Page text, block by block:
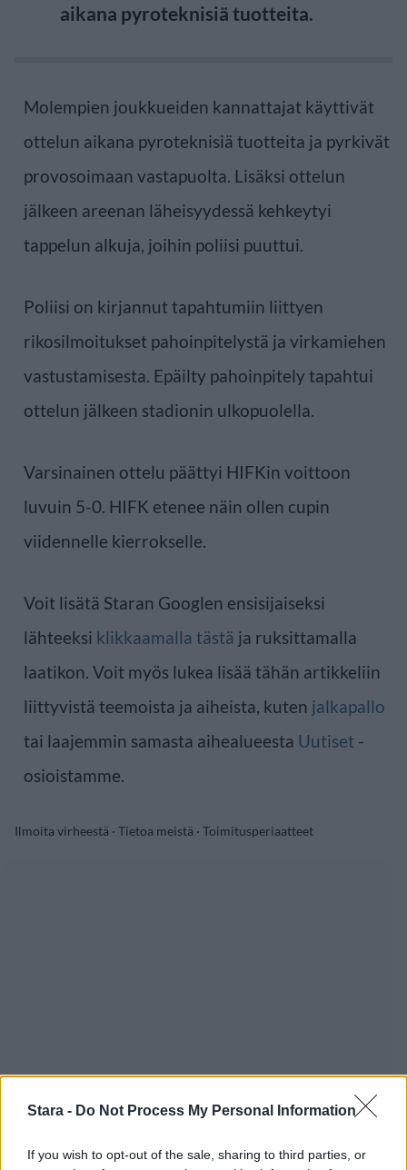
Stara - Do Not Process My Personal Information
If you wish to opt-out of the sale, sharing to third parties, or
aikana pyroteknisiä tuotteita.
Molempien joukkueiden kannattajat käyttivät
ottelun aikana pyroteknisiä tuotteita ja pyrkivät
provosoimaan vastapuolta. Lisäksi ottelun
jälkeen areenan läheisyydessä kehkeytyi
tappelun alkuja, joihin poliisi puuttui.
Poliisi on kirjannut tapahtumiin liittyen
rikosilmoitukset pahoinpitelystä ja virkamiehen
vastustamisesta. Epäilty pahoinpitely tapahtui
ottelun jälkeen stadionin ulkopuolella.
Varsinainen ottelu päättyi HIFKin voittoon
luvuin 5-0. HIFK etenee näin ollen cupin
viidennelle kierrokselle.
Voit lisätä Staran Googlen ensisijaiseksi
lähteeksi klikkaamalla tästä ja ruksittamalla
laatikon. Voit myös lukea lisää tähän artikkeliin
liittyvistä teemoista ja aiheista, kuten jalkapallo
tai laajemmin samasta aihealueesta Uutiset -
osioistamme.
Ilmoita virheestä · Tietoa meistä · Toimitusperiaatteet